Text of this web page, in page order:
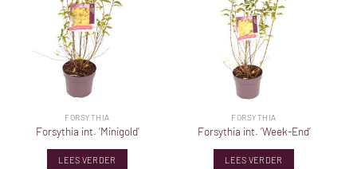
FORSYTHIA
Forsythia int. ‘Minigold’
LEES VERDER
FORSYTHIA
Forsythia int. ‘Week-End’
LEES VERDER